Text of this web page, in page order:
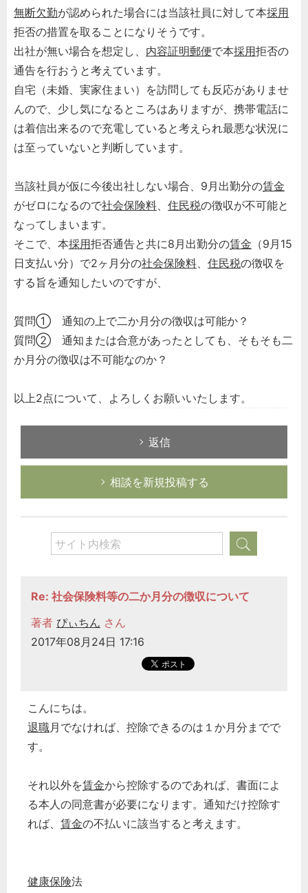
無断欠勤が認められた場合には当該社員に対して本採用
拒否の措置を取ることになりそうです。
出社が無い場合を想定し、 内容証明郵便で本採用拒否の
通告を行おうと考えています。
自宅（未婚、実家住まい）を訪問しても反応がありませ
んので、少し気になるところはありますが、携帯電話に
は着信出来るので充電していると考えられ最悪な状況に
は至っていないと判断しています。
当該社員が仮に今後出社しない場合、9月出勤分の賃金
がゼロになるので社会保険料、 住民税の徴収が不可能と
なってしまいます。
そこで、本採用拒否通告と共に8月出勤分の賃金 （9月15
日支払い分）で2ヶ月分の社会保険料、 住民税の徴収を
する旨を通知したいのですが、
質問① 通知の上で二か月分の徴収は可能か？
質問② 通知または合意があったとしても、そもそも二
か月分の徴収は不可能なのか？
以上2点について、よろしくお願いいたします。
返信
相談を新規投稿する
Re: 社会保険料等の二か月分の徴収について
著者 ぴぃちん さん
2017年08月24日 17:16
こんにちは。
退職月でなければ、控除できるのは１か月分までで
す。
それ以外を賃金から控除するのであれば、書面によ
る本人の同意書が必要になります。通知だけ控除す
れば、 賃金の不払いに該当すると考えます。
健康保険法